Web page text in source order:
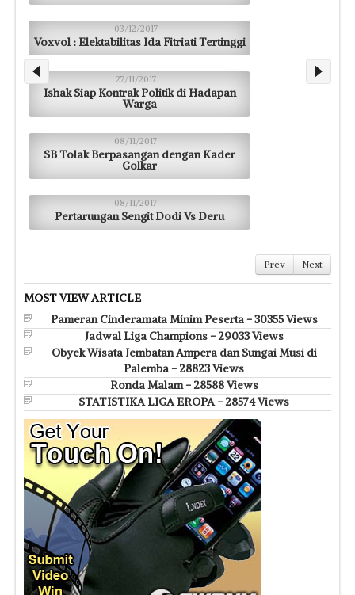
03/12/2017
Voxvol : Elektabilitas Ida Fitriati Tertinggi
27/11/2017
Ishak Siap Kontrak Politik di Hadapan
Warga
08/11/2017
SB Tolak Berpasangan dengan Kader
Golkar
08/11/2017
Pertarungan Sengit Dodi Vs Deru
Prev Next
MOST VIEW ARTICLE
Pameran Cinderamata Minim Peserta - 30355 Views
Jadwal Liga Champions - 29033 Views
Obyek Wisata Jembatan Ampera dan Sungai Musi di
Palemba - 28823 Views
Ronda Malam - 28588 Views
STATISTIKA LIGA EROPA - 28574 Views